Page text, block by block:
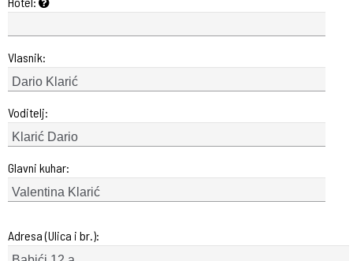
Vlasnik:
Voditelj:
Glavni kuhar:
Adresa (Ulica i br.):